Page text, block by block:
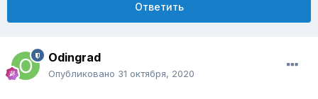
Ответить
Odingrad
Опубликовано 31 октября, 2020